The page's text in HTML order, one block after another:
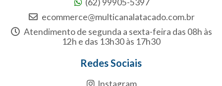
(62) 99905-5397
ecommerce@multicanalatacado.com.br
Atendimento de segunda a sexta-feira das 08h às
12h e das 13h30 às 17h30
Redes Sociais